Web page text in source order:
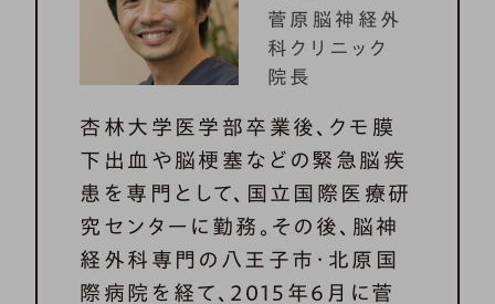
菅原脳神経外
科クリニック
院長
杏林大学医学部卒業後、クモ膜
下出血や脳梗塞などの緊急脳疾
患を専門として、国立国際医療研
究センターに勤務。その後、脳神
経外科専門の八王子市・北原国
際病院を経て、2015年6月に菅